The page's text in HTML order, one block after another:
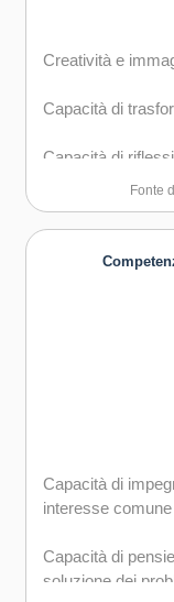
Creatività e
Capacità di
Capacità di
gruppo sia in
Capacità di
Fonte
Capacità di
interesse
Capacità di
soluzione dei